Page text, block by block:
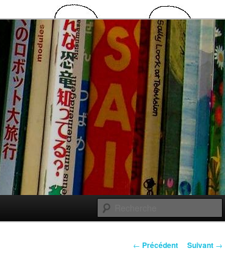
Navigation
← Précédent Suivant →